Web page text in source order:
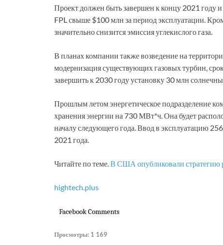
Проект должен быть завершен к концу 2021 году
FPL свыше $100 млн за период эксплуатации.
значительно снизится эмиссия углекислого газа.
В планах компании также возведение на
модернизация существующих газовых турбин,
завершить к 2030 году установку 30 млн
Прошлым летом энергетическое подразделение
хранения энергии на 730 МВт*ч. Она будет
началу следующего года. Ввод в эксплуатацию
2021 года.
Читайте по теме.В США опубликовали стратегию
hightech.plus
Facebook Comments
Просмотры: 1 169